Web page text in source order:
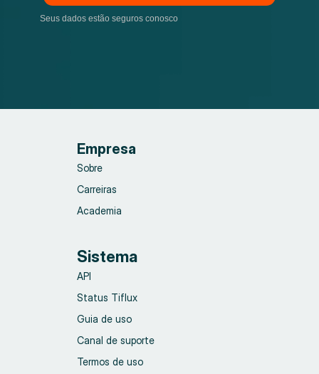
Seus dados estão seguros conosco
Empresa
Sobre
Carreiras
Academia
Sistema
API
Status Tiflux
Guia de uso
Canal de suporte
Termos de uso